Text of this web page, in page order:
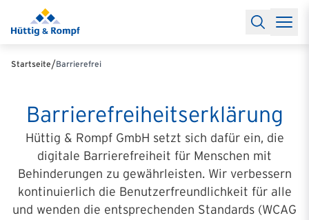
Baufinanzierung
RechnerBaufinanzierungsrechner
Anschlussfinanzierung
Partnerschaft
Käuferprofile 2026
News & Events Updates erhalten Alle Termine
Über unsIhre Ansprechpartner
Startseite/Barrierefrei
Barrierefreiheitserklärung
Hüttig & Rompf GmbH setzt sich dafür ein, die
digitale Barrierefreiheit für Menschen mit
Behinderungen zu gewährleisten. Wir verbessern
kontinuierlich die Benutzerfreundlichkeit für alle
und wenden die entsprechenden Standards (WCAG